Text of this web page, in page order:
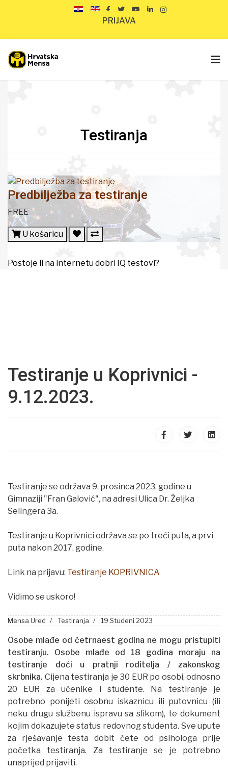
PRIJAVA
Testiranja
Predbilježba za testiranje
FREE
U košaricu
Postoje li na internetu dobri IQ testovi?
Testiranje u Koprivnici -
9.12.2023.
Testiranje se održava 9. prosinca 2023. godine u
Gimnaziji "Fran Galović", na adresi Ulica Dr. Željka
Selingera 3a.
Testiranje u Koprivnici održava se po treći puta, a prvi
puta nakon 2017. godine.
Link na prijavu: Testiranje KOPRIVNICA
Vidimo se uskoro!
Mensa Ured Testiranja 19 Studeni 2023
Osobe mlađe od četrnaest godina ne mogu pristupiti
testiranju.
Osobe mlađe od 18 godina moraju na
testiranje doći u pratnji roditelja
/
zakonskog
skrbnika. Cijena testiranja je 30 EUR po osobi, odnosno
20 EUR za učenike i studente. Na testiranje je
potrebno ponijeti osobnu iskaznicu ili putovnicu (ili
neku drugu službenu ispravu sa slikom), te dokument
kojim dokazujete status redovnog studenta. Sve upute
za rješavanje testa dobit ćete od psihologa prije
početka testiranja. Za testiranje se je potrebno
unaprijed prijaviti.